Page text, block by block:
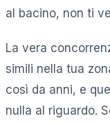
al bacino, non ti
La vera
simili nella tua
così da anni, e
nulla al riguardo.